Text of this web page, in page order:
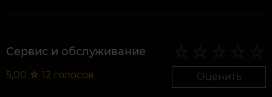
Сервис и обслуживание
5,00 ☆ 12 голосов Оценить